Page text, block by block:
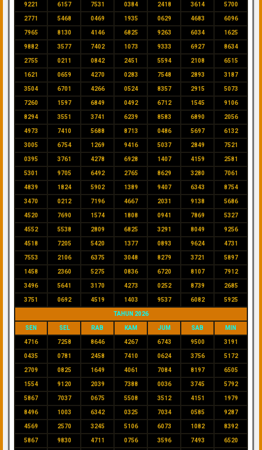
9221 6157 7531 0384 2418 3614 5700
2771 5468 0469 1935 0629 4683 6096
7965 8130 4146 6825 9263 6034 1625
9882 3577 7402 1073 9333 6927 8634
2755 0211 0842 2451 5594 2108 6515
1621 0659 4270 0283 7548 2893 3187
3504 6701 4266 0524 8357 2915 5073
7260 1597 6849 0492 6712 1545 9106
8294 3551 3741 6239 8583 6890 2056
4973 7410 5688 8713 0486 5697 6132
3005 6754 1269 9416 5037 2849 7521
0395 3761 4278 6928 1407 4159 2581
5301 9705 6492 2765 8629 3280 7061
4839 1824 5902 1389 9407 6343 8754
3470 0212 7196 4667 2031 9138 5686
4520 7690 1574 1808 0941 7869 5327
4552 5538 2809 6825 3291 8049 9256
4518 7205 5420 1377 0893 9624 4731
7553 2106 6375 3048 8279 3721 5897
1458 2360 5275 0836 6720 8107 7912
3496 5641 3170 4273 0252 8739 2685
3751 0692 4519 1403 9537 6082 5925
TAHUN 2026
SEN SEL RAB KAM JUM SAB MIN
4716 7258 8646 4267 6743 9500 3191
0435 0781 2458 7410 0624 3756 5172
2709 0825 1649 4061 7084 8197 6505
1554 9120 2039 7388 0036 3745 5792
5867 7037 0675 5508 3512 4151 1979
8496 1003 6342 0325 7034 0585 9287
4569 2570 3245 5106 6073 1082 8392
5867 9830 4711 0756 3596 7493 6520